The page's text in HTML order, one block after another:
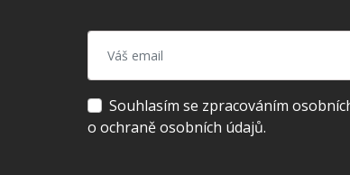
Souhlasím se zpracováním
o ochraně osobních údajů.